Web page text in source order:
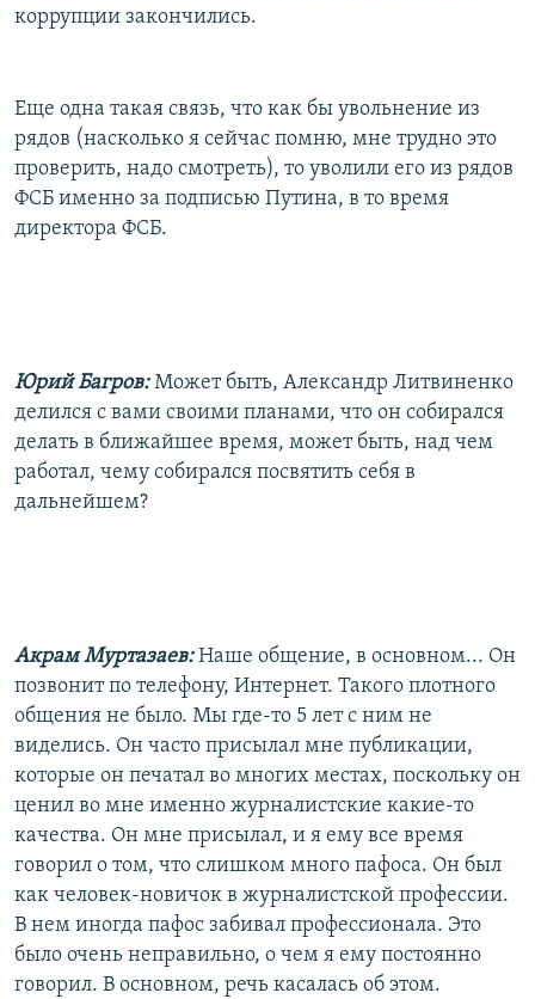
коррупции закончились.
Еще одна такая связь, что как бы увольнение из
рядов (насколько я сейчас помню, мне трудно это
проверить, надо смотреть), то уволили его из рядов
ФСБ именно за подписью Путина, в то время
директора ФСБ.
Юрий Багров:Может быть, Александр Литвиненко
делился с вами своими планами, что он собирался
делать в ближайшее время, может быть, над чем
работал, чему собирался посвятить себя в
дальнейшем?
Акрам Муртазаев:Наше общение, в основном... Он
позвонит по телефону, Интернет. Такого плотного
общения не было. Мы где-то 5 лет с ним не
виделись. Он часто присылал мне публикации,
которые он печатал во многих местах, поскольку он
ценил во мне именно журналистские какие-то
качества. Он мне присылал, и я ему все время
говорил о том, что слишком много пафоса. Он был
как человек-новичок в журналистской профессии.
В нем иногда пафос забивал профессионала. Это
было очень неправильно, о чем я ему постоянно
говорил. В основном, речь касалась об этом.